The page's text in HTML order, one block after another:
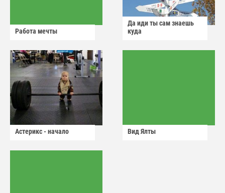
Работа мечты
Да иди ты сам знаешь
куда
Астерикс - начало Вид Ялты